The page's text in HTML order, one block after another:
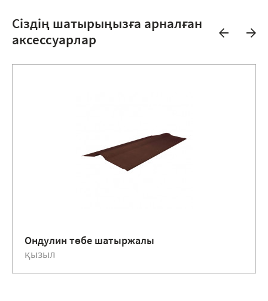
Сіздің шатырыңызға арналған
аксессуарлар
Ондулин төбе шатыржалы
қызыл